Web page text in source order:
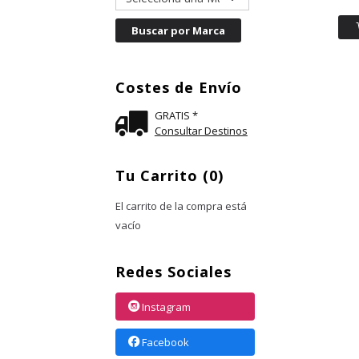
Costes de Envío
GRATIS *
Consultar Destinos
Tu Carrito (0)
El carrito de la compra está
vacío
Redes Sociales
Instagram
Facebook